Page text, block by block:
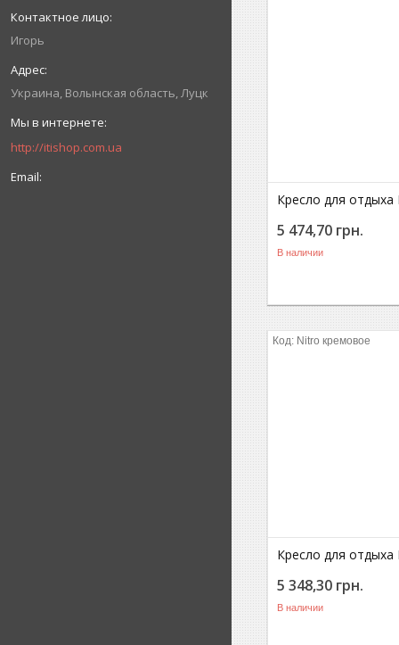
Игорь
Украина Волынская область Луцк
http://itishop.com.ua
Кресло для
5 474,70 грн.
В наличии
Nitro кремовое
Кресло для отдыха
5 348,30 грн.
В наличии